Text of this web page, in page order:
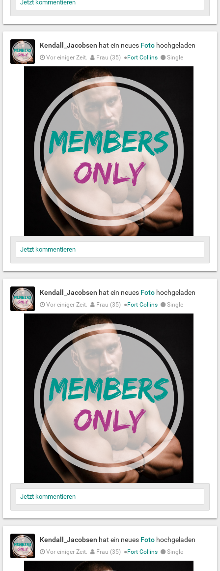
Jetzt kommentieren
Kendall_Jacobsen hat ein neues Foto hochgeladen
Vor einiger Zeit. Frau (35) ●Fort Collins Single
Jetzt kommentieren
Kendall_Jacobsen hat ein neues Foto hochgeladen
Vor einiger Zeit. Frau (35) ●Fort Collins Single
Jetzt kommentieren
Kendall_Jacobsen hat ein neues Foto hochgeladen
Vor einiger Zeit. Frau (35) ●Fort Collins Single